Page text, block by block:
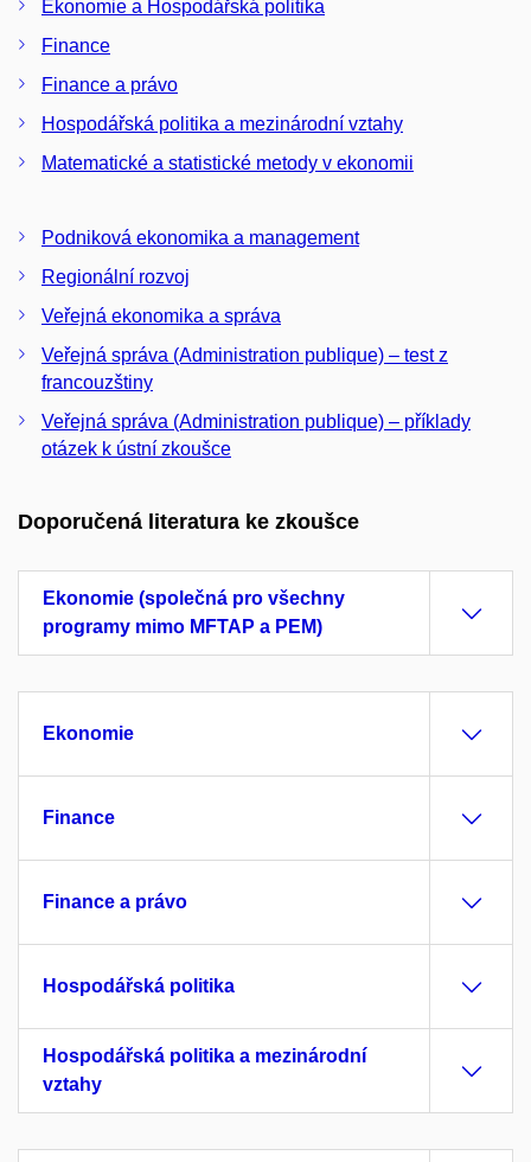
Ekonomie a Hospodářská politika
Finance
Finance a právo
Hospodářská politika a mezinárodní vztahy
Matematické a statistické metody v ekonomii
Podniková ekonomika a management
Regionální rozvoj
Veřejná ekonomika a správa
Veřejná správa (Administration publique) – test z
francouzštiny
Veřejná správa (Administration publique) – příklady
otázek k ústní zkoušce
Doporučená literatura ke zkoušce
Ekonomie (společná pro všechny
programy mimo MFTAP a PEM)
Ekonomie
Finance
Finance a právo
Hospodářská politika
Hospodářská politika a mezinárodní
vztahy